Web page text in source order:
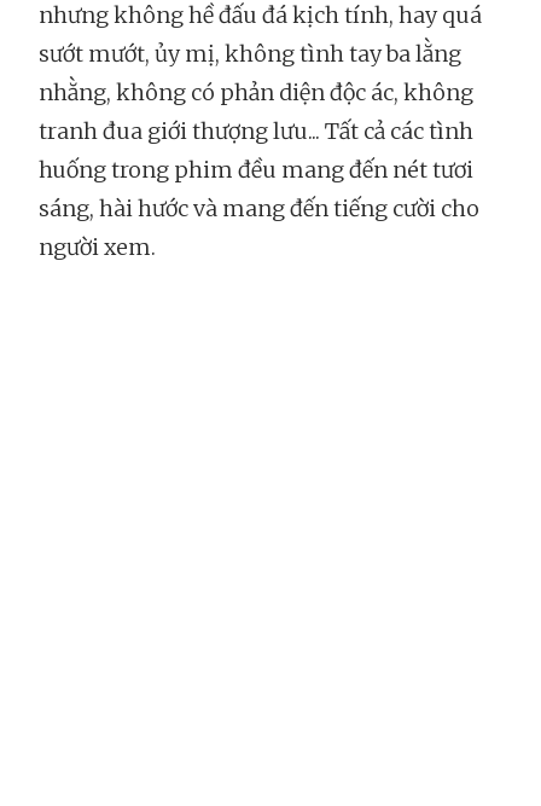
nhưng không hề đấu đá kịch tính, hay quá
sướt mướt, ủy mị, không tình tay ba lằng
nhằng, không có phản diện độc ác, không
tranh đua giới thượng lưu... Tất cả các tình
huống trong phim đều mang đến nét tươi
sáng, hài hước và mang đến tiếng cười cho
người xem.